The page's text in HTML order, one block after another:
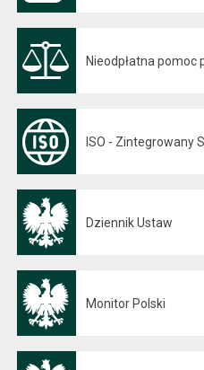
Nieodpłatna pomoc
ISO - Zintegrowany
Dziennik Ustaw
Monitor Polski